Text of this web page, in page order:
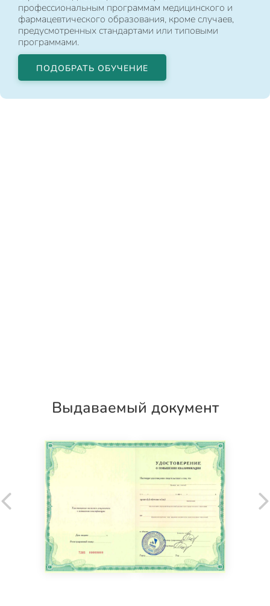
профессиональным программам медицинского и
фармацевтического образования, кроме случаев,
предусмотренных стандартами или типовыми
программами.
ПОДОБРАТЬ ОБУЧЕНИЕ
Выдаваемый документ